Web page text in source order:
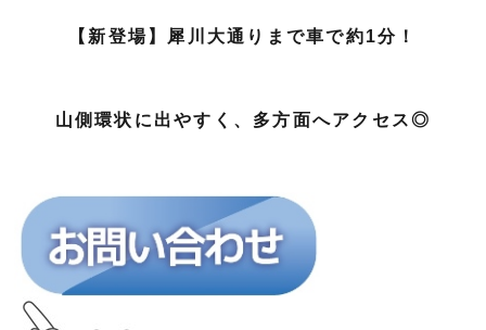
【新登場】犀川大通りまで車で約1分！
山側環状に出やすく、多方面へアクセス◎